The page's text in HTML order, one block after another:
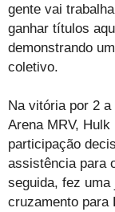
gente vai
ganhar títulos
demonstrando
coletivo.
Na vitória por 2
Arena MRV,
participação
assistência para
seguida, fez uma
cruzamento para